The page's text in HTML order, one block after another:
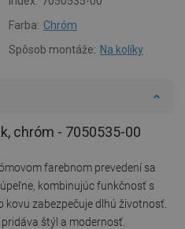
Farba: Chróm
Spôsob montáže: Na kolíky
chróm - 7050535-00
farebnom prevedení sa
kombinujúc funkčnosť s
kovu zabezpečuje dlhú životnosť.
štýl a modernosť.